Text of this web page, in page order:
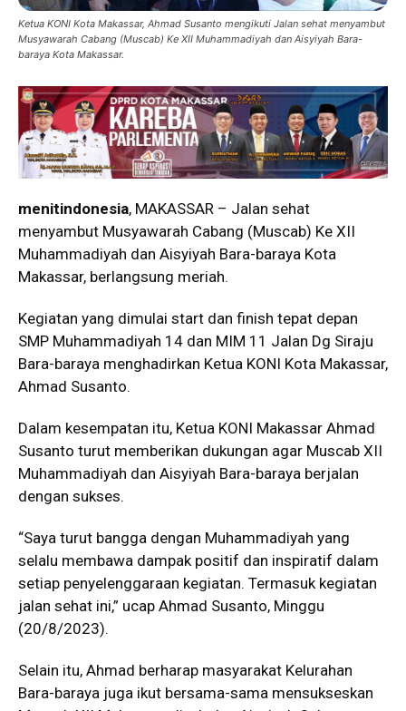
Ketua KONI Kota Makassar, Ahmad Susanto mengikuti Jalan sehat menyambut
Musyawarah Cabang (Muscab) Ke XII Muhammadiyah dan Aisyiyah Bara-
baraya Kota Makassar.
menitindonesia, MAKASSAR – Jalan sehat
menyambut Musyawarah Cabang (Muscab) Ke XII
Muhammadiyah dan Aisyiyah Bara-baraya Kota
Makassar, berlangsung meriah.
Kegiatan yang dimulai start dan finish tepat depan
SMP Muhammadiyah 14 dan MIM 11 Jalan Dg Siraju
Bara-baraya menghadirkan Ketua KONI Kota Makassar,
Ahmad Susanto.
Dalam kesempatan itu, Ketua KONI Makassar Ahmad
Susanto turut memberikan dukungan agar Muscab XII
Muhammadiyah dan Aisyiyah Bara-baraya berjalan
dengan sukses.
“Saya turut bangga dengan Muhammadiyah yang
selalu membawa dampak positif dan inspiratif dalam
setiap penyelenggaraan kegiatan. Termasuk kegiatan
jalan sehat ini,” ucap Ahmad Susanto, Minggu
(20/8/2023).
Selain itu, Ahmad berharap masyarakat Kelurahan
Bara-baraya juga ikut bersama-sama mensukseskan